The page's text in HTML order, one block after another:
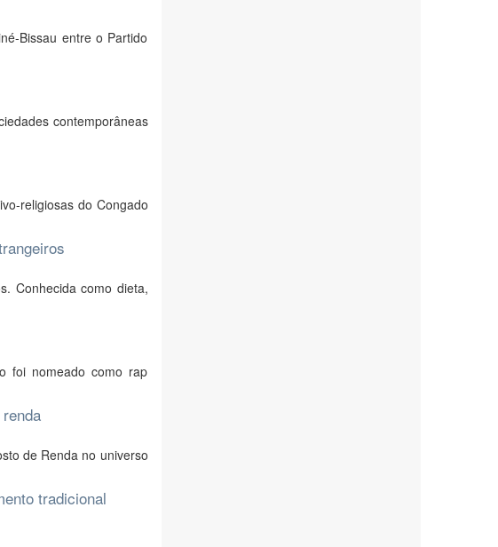
Bissau entre o Partido
contemporâneas
religiosas do Congado
Conhecida como dieta,
foi nomeado como rap
de Renda no universo
tradicional